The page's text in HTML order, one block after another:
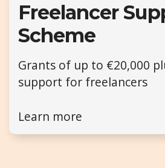
Freelancer
Scheme
Grants of up to €20,000
support for freelancers
Learn more